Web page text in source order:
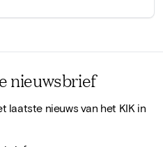
nieuwsbrief
laatste nieuws van het KIK in